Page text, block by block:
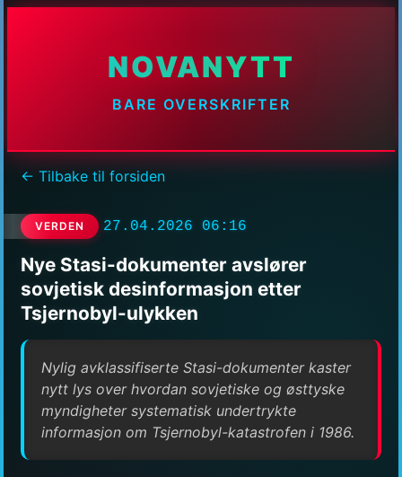
NOVANYTT
BARE OVERSKRIFTER
← Tilbake til forsiden
VERDEN 27.04.2026 06:16
Nye Stasi-dokumenter avslører
sovjetisk desinformasjon etter
Tsjernobyl-ulykken
Nylig avklassifiserte Stasi-dokumenter kaster
nytt lys over hvordan sovjetiske og østtyske
myndigheter systematisk undertrykte
informasjon om Tsjernobyl-katastrofen i 1986.